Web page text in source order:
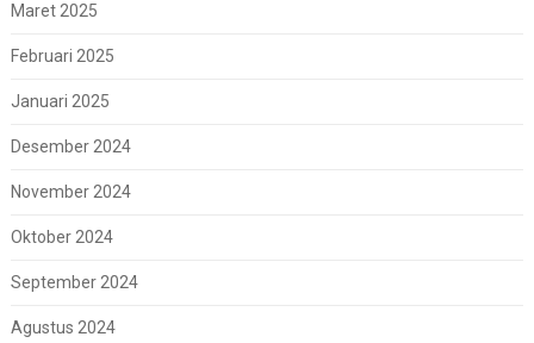
Maret 2025
Februari 2025
Januari 2025
Desember 2024
November 2024
Oktober 2024
September 2024
Agustus 2024